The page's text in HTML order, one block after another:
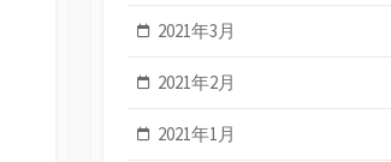
2021年3月
2021年2月
2021年1月